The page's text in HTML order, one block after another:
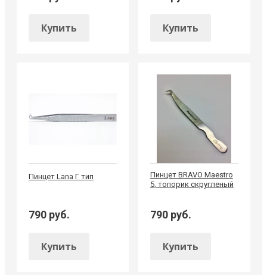
Купить Купить
Пинцет Lana Г тип
790 руб.
Купить
Пинцет BRAVO Maestro
5, топорик скругленый
790 руб.
Купить